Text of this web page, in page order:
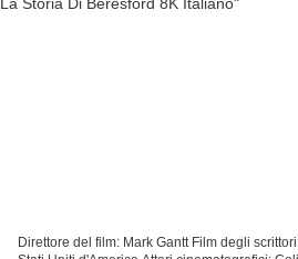
Direttore del film: Mark Gantt Film degli